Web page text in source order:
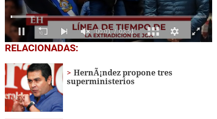
0
seconds
3
minutes,
51
seconds
RELACIONADAS:
HernÃ¡ndez propone tres
superministerios